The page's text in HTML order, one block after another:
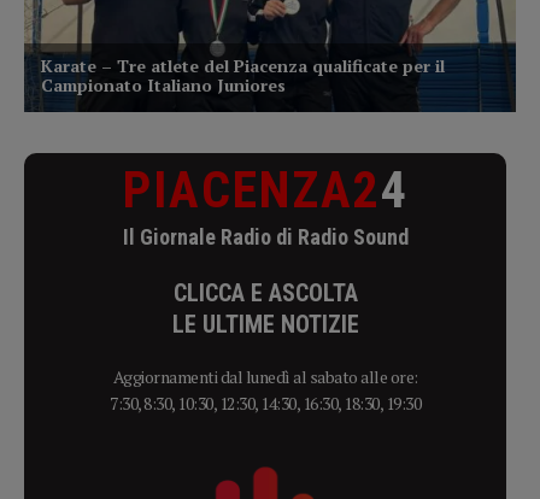
LE ULTIME NOTIZIE
Aggiornamenti dal lunedì al sabato alle ore:
7:30, 8:30, 10:30, 12:30, 14:30, 16:30, 18:30, 19:30
Il Ritmo che Piace, il Ritmo di Piacenza